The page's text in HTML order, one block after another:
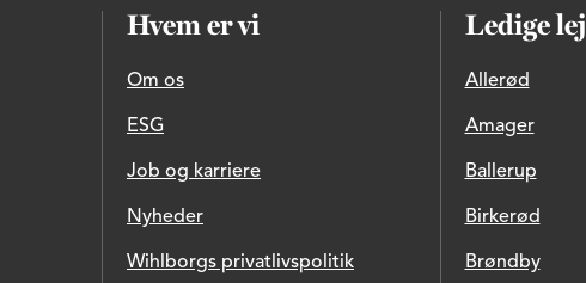
Hvem er vi
Om os
ESG
Job og karriere
Nyheder
Wihlborgs privatlivspolitik
Ledige
Allerød
Amager
Ballerup
Birkerød
Brøndby